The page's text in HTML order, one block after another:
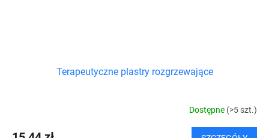
Terapeutyczne plastry rozgrzewające
Dostępne (>5 szt.)